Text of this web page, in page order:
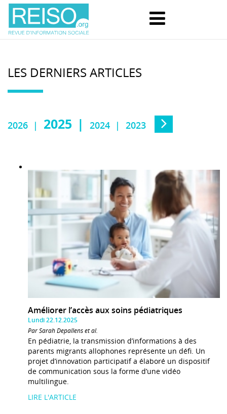
LES DERNIERS ARTICLES
2026 2025 2024 2023
Améliorer l’accès aux soins pédiatriques
Lundi 22.12.2025
Par Sarah Depallens et al.
En pédiatrie, la transmission d’informations à des
parents migrants allophones représente un défi. Un
projet d’innovation participatif a élaboré un dispositif
de communication sous la forme d’une vidéo
multilingue.
LIRE L'ARTICLE